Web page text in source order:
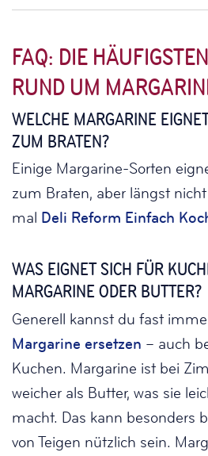
FAQ: DIE
RUND UM
WELCHE MARGARINE
ZUM BRATEN?
Einige Margarine-Sorten
zum Braten, aber längst
mal Deli Reform Einfach
WAS EIGNET SICH FÜR
MARGARINE ODER BUTTER?
Generell kannst du fast
Margarine ersetzen – auch
Kuchen. Margarine ist bei
weicher als Butter, was sie
macht. Das kann besonders
von Teigen nützlich sein.